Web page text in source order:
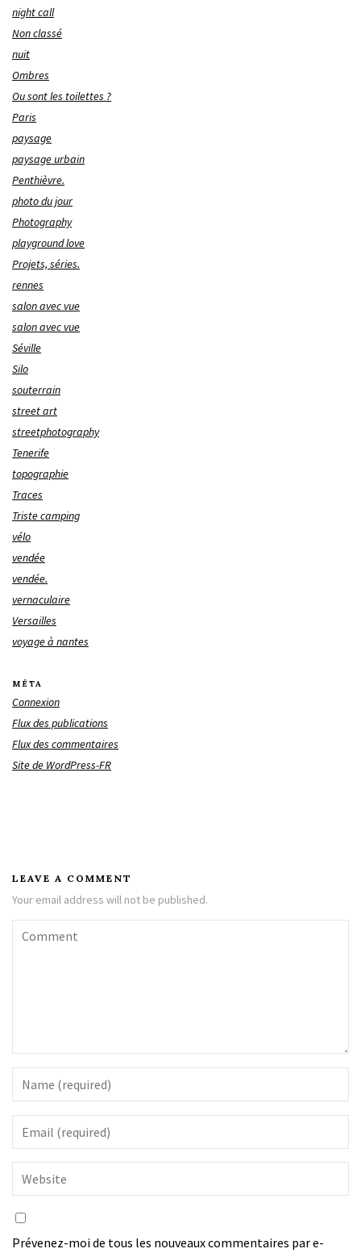
night call
Non classé
nuit
Ombres
Ou sont les toilettes ?
Paris
paysage
paysage urbain
Penthièvre.
photo du jour
Photography
playground love
Projets, séries.
rennes
salon avec vue
salon avec vue
Séville
Silo
souterrain
street art
streetphotography
Tenerife
topographie
Traces
Triste camping
vélo
vendée
vendée.
vernaculaire
Versailles
voyage à nantes
MÉTA
Connexion
Flux des publications
Flux des commentaires
Site de WordPress-FR
LEAVE A COMMENT
Your email address will not be published.
Prévenez-moi de tous les nouveaux commentaires par e-